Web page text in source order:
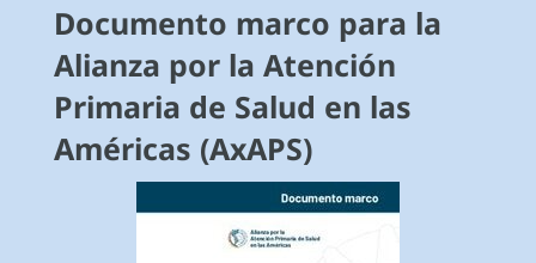
Documento marco para la
Alianza por la Atención
Primaria de Salud en las
Américas (AxAPS)